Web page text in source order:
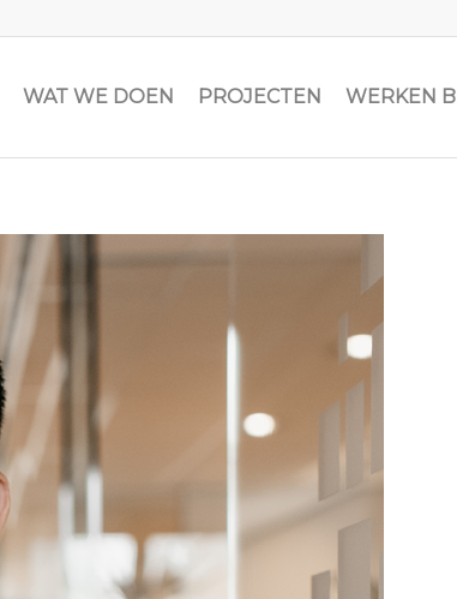
WAT WE DOEN PROJECTEN WERKEN